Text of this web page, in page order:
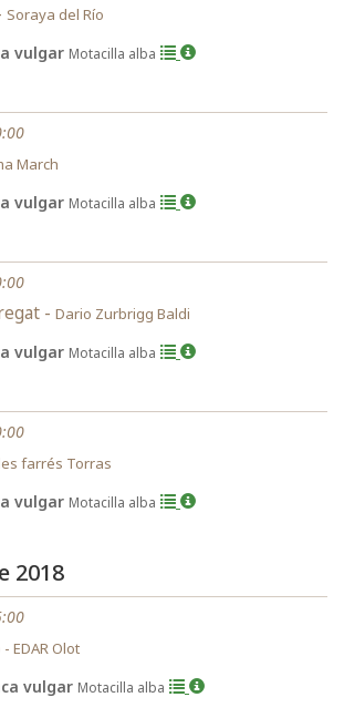
Soraya del Río
vulgar Motacilla alba
March
vulgar Motacilla alba
- Dario Zurbrigg Baldi
vulgar Motacilla alba
farrés Torras
vulgar Motacilla alba
2018
EDAR Olot
vulgar Motacilla alba